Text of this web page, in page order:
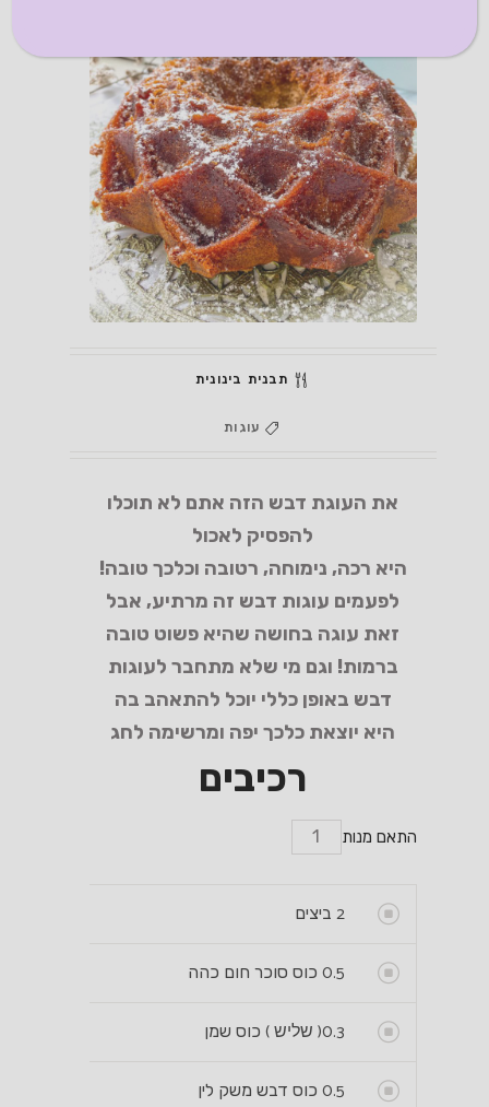
תבנית בינונית
עוגות
את העוגת דבש הזה אתם לא תוכלו
להפסיק לאכול
היא רכה, נימוחה, רטובה וכלכך טובה!
לפעמים עוגות דבש זה מרתיע, אבל
זאת עוגה בחושה שהיא פשוט טובה
ברמות! וגם מי שלא מתחבר לעוגות
דבש באופן כללי יוכל להתאהב בה
היא יוצאת כלכך יפה ומרשימה לחג
רכיבים
התאם מנות
2 ביצים
0.5 כוס סוכר חום כהה
0.3( שליש ) כוס שמן
0.5 כוס דבש משק לין